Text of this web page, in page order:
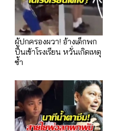
ผู้ปกครองผวา! อ้างเด็กพก
ปืนเข้าโรงเรียน หวั่นเกิดเหตุ
ซ้ำ